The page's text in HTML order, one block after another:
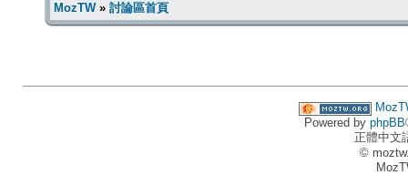
MozTW» 討論區首頁
Powered by phpBB
正體中文
©